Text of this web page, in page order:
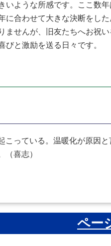
いような所感です。ここ数
合わせて大きな決断をした
せんが、旧友たちへお祝
びと激励を送る日々です。
っている。温暖化が原因
（喜志）
ペー